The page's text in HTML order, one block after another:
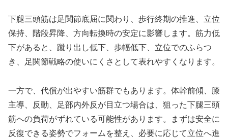
下腿三頭筋は足関節底屈に関わり、歩行終期の推進、立位
保持、階段昇降、方向転換時の安定に影響します。筋力低
下があると、蹴り出し低下、歩幅低下、立位でのふらつ
き、足関節戦略の使いにくさとして表れやすくなります。
一方で、代償が出やすい筋群でもあります。体幹前傾、膝
主導、反動、足部内外反が目立つ場合は、狙った下腿三頭
筋への負荷がずれている可能性があります。まずは安全に
反復できる姿勢でフォームを整え、必要に応じて立位へ進